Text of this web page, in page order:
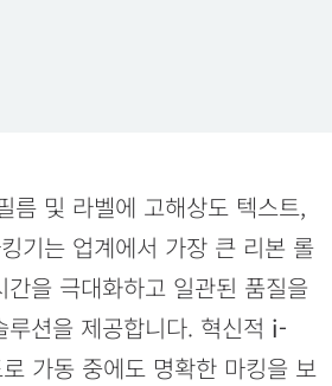
및 라벨에 고해상도 텍스트,
기는 업계에서 가장 큰 리본 롤
을 극대화하고 일관된 품질을
션을 제공합니다. 혁신적 i-
가동 중에도 명확한 마킹을 보